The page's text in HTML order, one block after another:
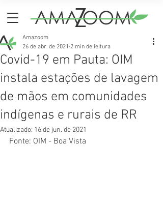
Covid-19 em Pauta: OIM
instala estações de lavagem
de mãos em comunidades
indígenas e rurais de RR
Amazoom
26 de abr. de 2021 2 min de leitura
Atualizado: 16 de jun. de 2021
Fonte: OIM - Boa Vista